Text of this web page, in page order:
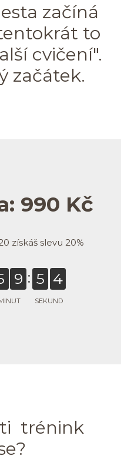
začíná
to
cvičení".
začátek.
990 Kč
získáš slevu 20%
9 5 4
SEKUND
ti trénink